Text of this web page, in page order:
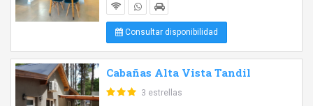
Consultar disponibilidad
Cabañas Alta Vista Tandil
3 estrellas